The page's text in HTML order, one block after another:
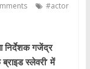
#actor
निर्देशक गजेंद्र
स्लेवरी’ में